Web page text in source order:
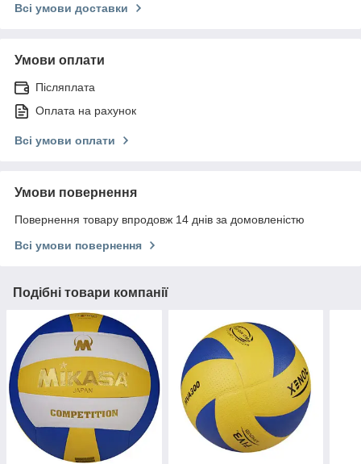
Всі умови доставки
Умови оплати
Післяплата
Оплата на рахунок
Всі умови оплати
Умови повернення
Повернення товару впродовж 14 днів за домовленістю
Всі умови повернення
Подібні товари компанії